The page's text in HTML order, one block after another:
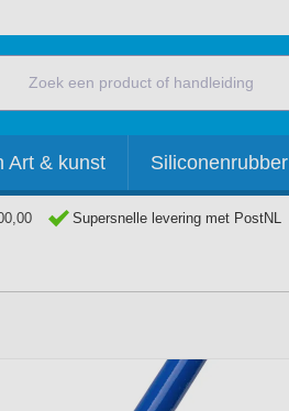
Art & kunst Siliconenrubber
Supersnelle levering met PostNL